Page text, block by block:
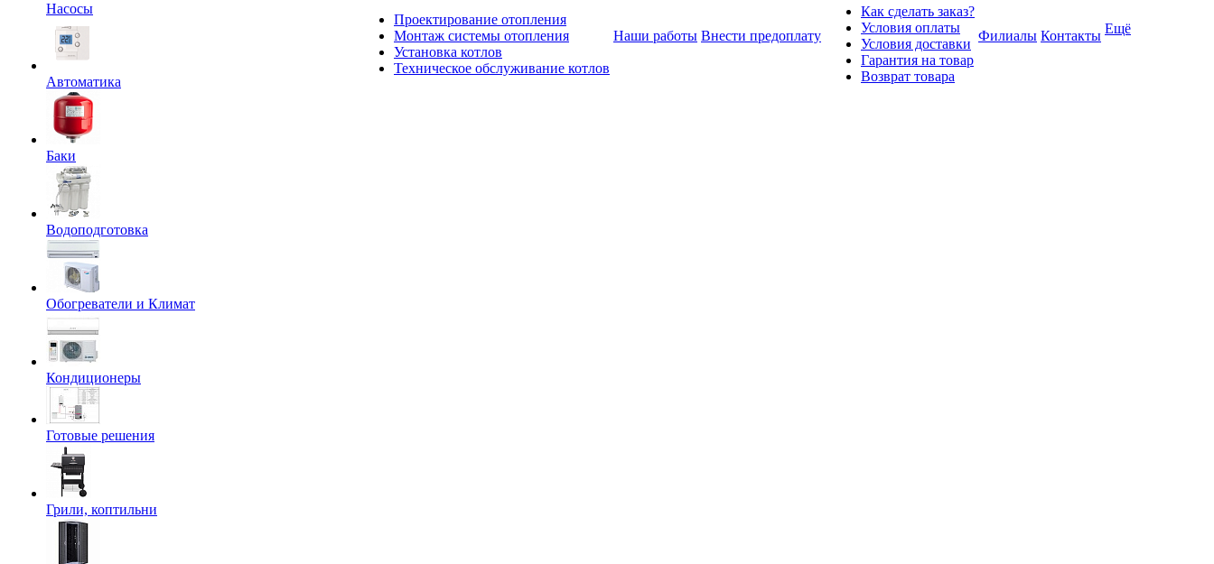
Насосы
Автоматика
Баки
Водоподготовка
Обогреватели и Климат
Кондиционеры
Готовые решения
Грили, коптильни
Проектирование отопления
Монтаж системы отопления
Установка котлов
Техническое обслуживание котлов
Наши работы Внести предоплату
Как сделать заказ?
Условия оплаты
Условия доставки
Гарантия на товар
Возврат товара
Филиалы Контакты Ещё